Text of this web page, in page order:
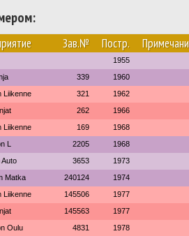
Зав.№ Постр.
1955
339 1960
Liikenne 321 1962
262 1966
Liikenne 169 1968
L 2205 1968
Auto 3653 1973
Matka 240124 1974
Liikenne 145506 1977
145563 1977
Oulu 4831 1978